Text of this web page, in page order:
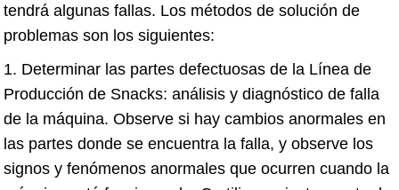
tendrá algunas fallas. Los métodos de solución de
problemas son los siguientes:
1. Determinar las partes defectuosas de la Línea de
Producción de Snacks: análisis y diagnóstico de falla
de la máquina. Observe si hay cambios anormales en
las partes donde se encuentra la falla, y observe los
signos y fenómenos anormales que ocurren cuando la